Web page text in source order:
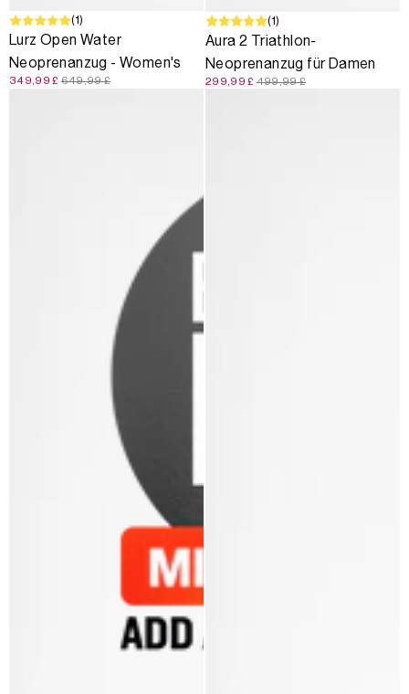
SALE (1)
Lurz Open Water
Neoprenanzug - Women's
349,99 £ 649,99 £
SALE (1)
Aura 2 Triathlon-
Neoprenanzug für Damen
299,99 £ 499,99 £